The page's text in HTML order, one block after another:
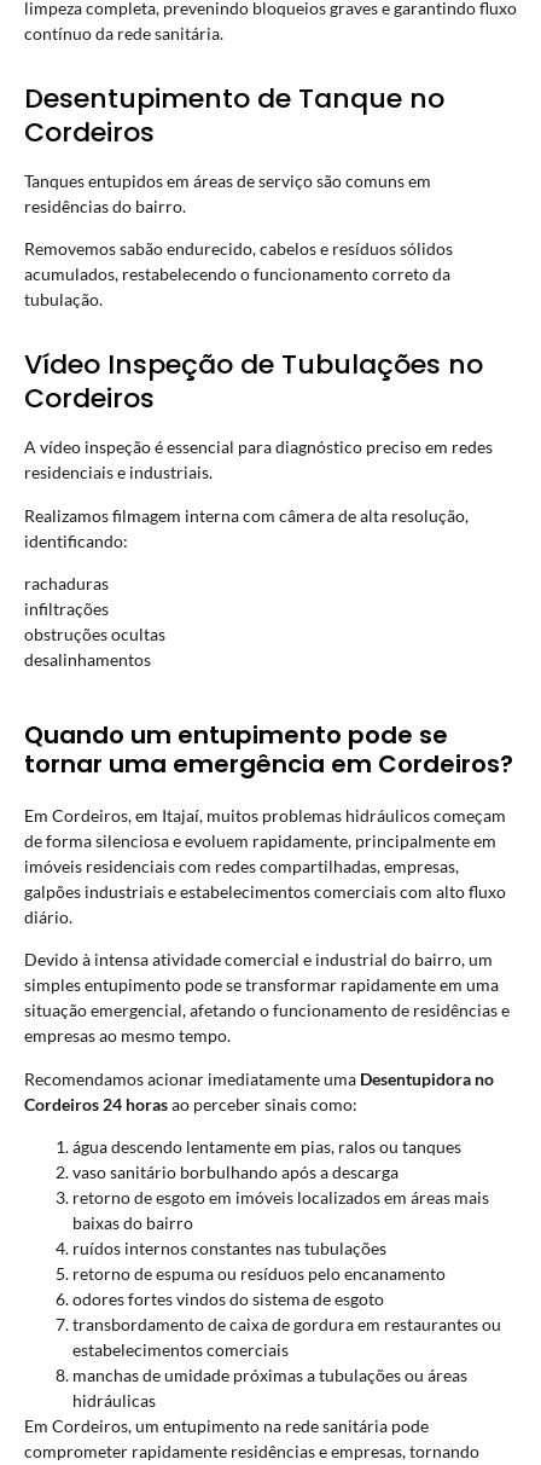
limpeza completa, prevenindo bloqueios graves e garantindo fluxo
contínuo da rede sanitária.
Desentupimento de Tanque no
Cordeiros
Tanques entupidos em áreas de serviço são comuns em
residências do bairro.
Removemos sabão endurecido, cabelos e resíduos sólidos
acumulados, restabelecendo o funcionamento correto da
tubulação.
Vídeo Inspeção de Tubulações no
Cordeiros
A vídeo inspeção é essencial para diagnóstico preciso em redes
residenciais e industriais.
Realizamos filmagem interna com câmera de alta resolução,
identificando:
rachaduras
infiltrações
obstruções ocultas
desalinhamentos
Quando um entupimento pode se
tornar uma emergência em Cordeiros?
Em Cordeiros, em Itajaí, muitos problemas hidráulicos começam
de forma silenciosa e evoluem rapidamente, principalmente em
imóveis residenciais com redes compartilhadas, empresas,
galpões industriais e estabelecimentos comerciais com alto fluxo
diário.
Devido à intensa atividade comercial e industrial do bairro, um
simples entupimento pode se transformar rapidamente em uma
situação emergencial, afetando o funcionamento de residências e
empresas ao mesmo tempo.
Recomendamos acionar imediatamente uma Desentupidora no
Cordeiros 24 horasao perceber sinais como:
água descendo lentamente em pias, ralos ou tanques
vaso sanitário borbulhando após a descarga
retorno de esgoto em imóveis localizados em áreas mais
baixas do bairro
ruídos internos constantes nas tubulações
retorno de espuma ou resíduos pelo encanamento
odores fortes vindos do sistema de esgoto
transbordamento de caixa de gordura em restaurantes ou
estabelecimentos comerciais
manchas de umidade próximas a tubulações ou áreas
hidráulicas
Em Cordeiros, um entupimento na rede sanitária pode
comprometer rapidamente residências e empresas, tornando